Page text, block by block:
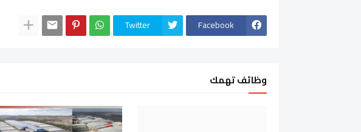
Facebook
Twitter
وظائف تهمك